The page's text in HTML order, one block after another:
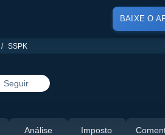
BAIXE O
SSPK
Seguir
Análise Imposto